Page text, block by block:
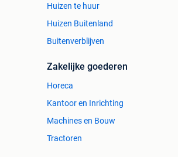
Huizen te huur
Huizen Buitenland
Buitenverblijven
Zakelijke goederen
Horeca
Kantoor en Inrichting
Machines en Bouw
Tractoren